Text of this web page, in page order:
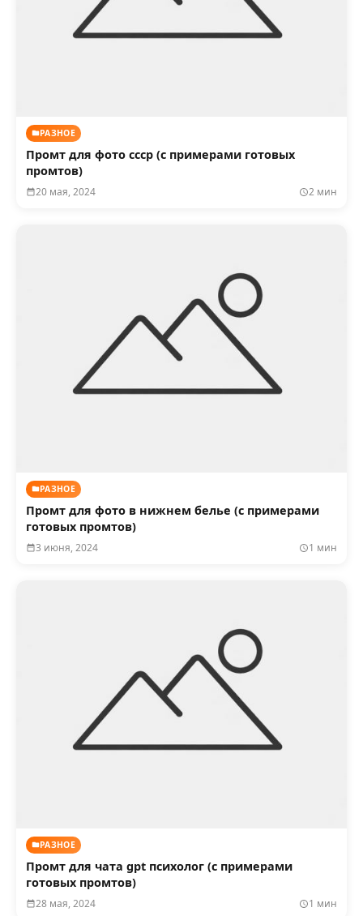
РАЗНОЕ
Промт для фото ссср (с примерами готовых
промтов)
20 мая, 2024 2 мин
РАЗНОЕ
Промт для фото в нижнем белье (с примерами
готовых промтов)
3 июня, 2024 1 мин
РАЗНОЕ
Промт для чата gpt психолог (с примерами
готовых промтов)
28 мая, 2024 1 мин